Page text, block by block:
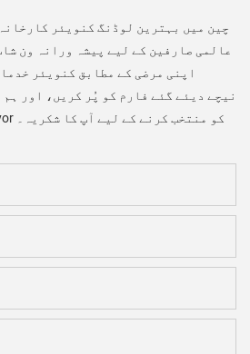
چین میں بہترین لوڈنگ کنویئر
اپنی مرضی کے مطابق کنویئر
نیچے دیئے گئے فارم کو پُر کریں، اور
کریں گے۔ YIFan Conveyor کو منتخب کرنے کے لیے آپ کا شکریہ۔